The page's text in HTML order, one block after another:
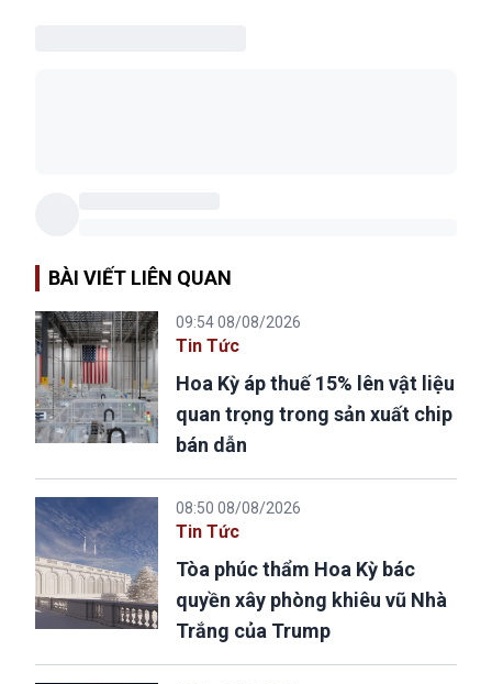
BÀI VIẾT LIÊN QUAN
09:54 08/08/2026
Tin Tức
Hoa Kỳ áp thuế 15% lên vật liệu
quan trọng trong sản xuất chip
bán dẫn
08:50 08/08/2026
Tin Tức
Tòa phúc thẩm Hoa Kỳ bác
quyền xây phòng khiêu vũ Nhà
Trắng của Trump